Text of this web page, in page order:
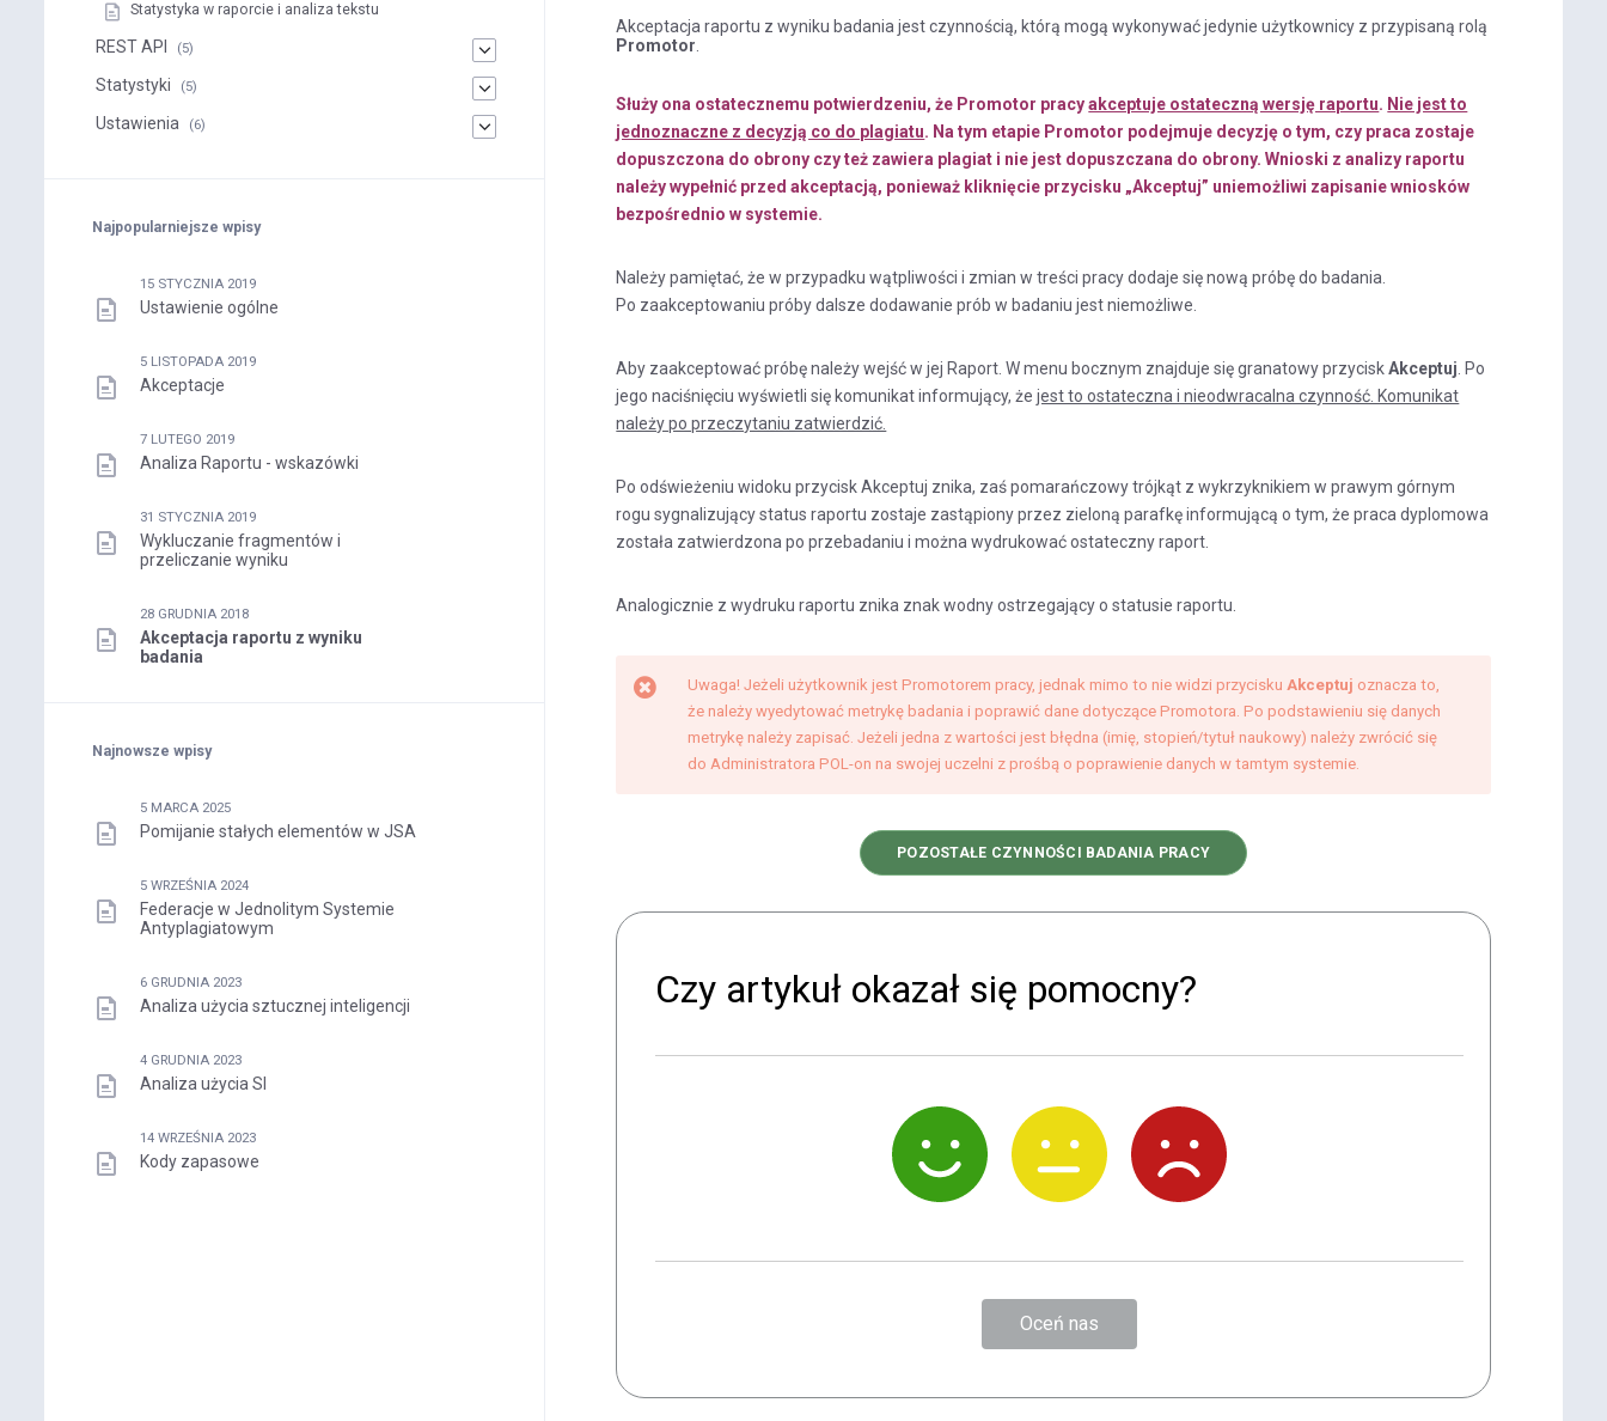
Akceptacja raportu z wyniku badania jest czynnością, którą mogą wykonywać jedynie użytkownicy z przypisaną rolą
Promotor
Służy ona ostatecznemu potwierdzeniu, że Promotor pracyakceptuje ostateczną wersję raportu. Nie jest to
jednoznaczne z decyzją co do plagiatu. Na tym etapie Promotor podejmuje decyzję o tym, czy praca zostaje
dopuszczona do obrony czy też zawiera plagiat i nie jest dopuszczana do obrony. Wnioski z analizy raportu
należy wypełnić przed akceptacją, ponieważ kliknięcie przycisku „Akceptuj” uniemożliwi zapisanie wniosków
bezpośrednio w systemie.
Należy pamiętać, że w przypadku wątpliwości i zmian w treści pracy dodaje się nową próbę do badania.
Po zaakceptowaniu próby dalsze dodawanie prób w badaniu jest niemożliwe.
Aby zaakceptować próbę należy wejść w jej Raport. W menu bocznym znajduje się granatowy przyciskAkceptuj . Po
jego naciśnięciu wyświetli się komunikat informujący, żejest to ostateczna i nieodwracalna czynność. Komunikat
należy po przeczytaniu zatwierdzić.
Po odświeżeniu widoku przycisk Akceptuj znika, zaś pomarańczowy trójkąt z wykrzyknikiem w prawym górnym
rogu sygnalizujący status raportu zostaje zastąpiony przez zieloną parafkę informującą o tym, że praca dyplomowa
została zatwierdzona po przebadaniu i można wydrukować ostateczny raport.
Analogicznie z wydruku raportu znika znak wodny ostrzegający o statusie raportu.
Uwaga! Jeżeli użytkownik jest Promotorem pracy, jednak mimo to nie widzi przyciskuAkceptuj oznacza to,
że należy wyedytować metrykę badania i poprawić dane dotyczące Promotora. Po podstawieniu się danych
metrykę należy zapisać. Jeżeli jedna z wartości jest błędna (imię, stopień/tytuł naukowy) należy zwrócić się
do Administratora POL-on na swojej uczelni z prośbą o poprawienie danych w tamtym systemie.
POZOSTAŁE CZYNNOŚCI BADANIA PRACY
Czy artykuł okazał się pomocny?
Oceń nas
Statystyka w raporcie i analiza tekstu
REST API (5)
Statystyki (5)
Ustawienia (6)
Najpopularniejsze wpisy
15 STYCZNIA 2019
Ustawienie ogólne
5 LISTOPADA 2019
Akceptacje
7 LUTEGO 2019
Analiza Raportu - wskazówki
31 STYCZNIA 2019
Wykluczanie fragmentów i
przeliczanie wyniku
28 GRUDNIA 2018
Akceptacja raportu z wyniku
badania
Najnowsze wpisy
5 MARCA 2025
Pomijanie stałych elementów w JSA
5 WRZEŚNIA 2024
Federacje w Jednolitym Systemie
Antyplagiatowym
6 GRUDNIA 2023
Analiza użycia sztucznej inteligencji
4 GRUDNIA 2023
Analiza użycia SI
14 WRZEŚNIA 2023
Kody zapasowe